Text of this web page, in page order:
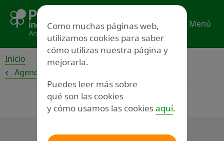
contenido
Menú
Inicio
Agenda
Como muchas páginas web,
utilizamos cookies para saber
cómo utilizas nuestra página y
mejorarla.
Puedes leer más sobre
qué son las cookies
y cómo usamos las cookiesaquí.